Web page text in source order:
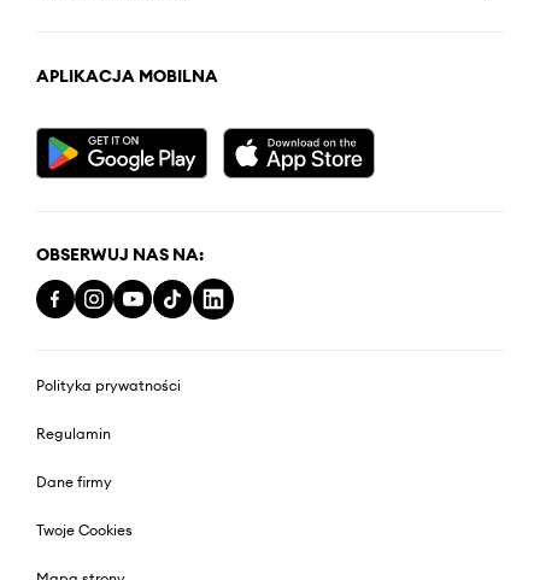
APLIKACJA MOBILNA
OBSERWUJ NAS NA:
Polityka prywatności
Regulamin
Dane firmy
Twoje Cookies